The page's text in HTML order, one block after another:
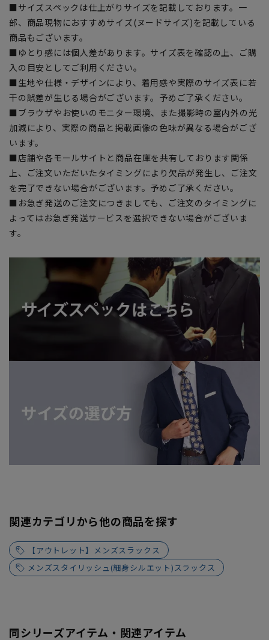
■サイズスペックは仕上がりサイズを記載しております。一
部、商品現物におすすめサイズ(ヌードサイズ)を記載している
商品もございます。
■ゆとり感には個人差があります。サイズ表を確認の上、ご購
入の目安としてご利用ください。
■生地や仕様・デザインにより、着用感や実際のサイズ表に若
干の誤差が生じる場合がございます。予めご了承ください。
■ブラウザやお使いのモニター環境、また撮影時の室内外の光
加減により、実際の商品と掲載画像の色味が異なる場合がござ
います。
■店舗や各モールサイトと商品在庫を共有しております関係
上、ご注文いただいたタイミングにより欠品が発生し、ご注文
を完了できない場合がございます。予めご了承ください。
■お急ぎ発送のご注文につきましても、ご注文のタイミングに
よってはお急ぎ発送サービスを選択できない場合がございま
す。
関連カテゴリから他の商品を探す
【アウトレット】メンズスラックス
メンズスタイリッシュ(細身シルエット)スラックス
同シリーズアイテム・関連アイテム